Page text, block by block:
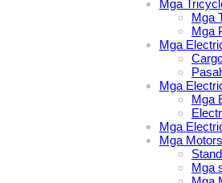
Mga
Mga
Mga
Mga
Mga
Mga
Mga
Mga
Mga